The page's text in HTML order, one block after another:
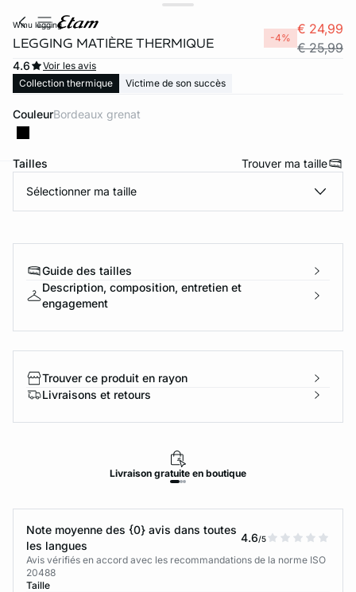
wmu legging
LEGGING MATIÈRE THERMIQUE -4%
€ 24,99
€ 25,99
4.6
Voir les avis
Collection thermique
Victime de son succès
Couleur bordeaux grenat
Tailles Trouver ma taille
Sélectionner ma taille
Guide des tailles
Description, composition, entretien et
engagement
Trouver ce produit en rayon
Livraisons et retours
Livraison gratuite en boutique
Note moyenne des {0} avis dans toutes
les langues
4.6/5
Avis vérifiés en accord avec les recommandations de la norme ISO
20488
Taille